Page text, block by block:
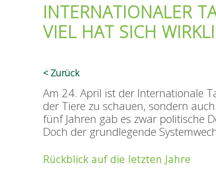
INTERNATIONALER
VIEL HAT SICH
Zurück
Am 24. April ist der Internationale
der Tiere zu schauen, sondern
fünf Jahren gab es zwar politische
Doch der grundlegende
Rückblick auf die letzten Jahre